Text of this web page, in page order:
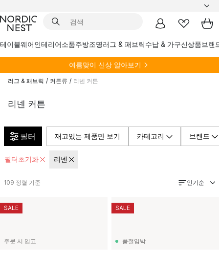
테이블웨어인테리어소품주방조명러그 & 패브릭수납 & 가구신상품브랜
여름맞이 신상 알아보기
러그 & 패브릭 / 커튼류 / 리넨 커튼
리넨 커튼
필터 재고있는 제품만 보기 카테고리 브랜드
필터초기화 리넨
109 정렬 기준 인기순
주문 시 입고
SALE
품절임박
SALE